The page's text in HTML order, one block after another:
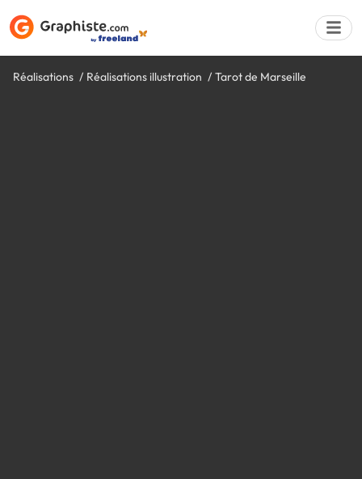
Réalisations Réalisations illustration Tarot de Marseille